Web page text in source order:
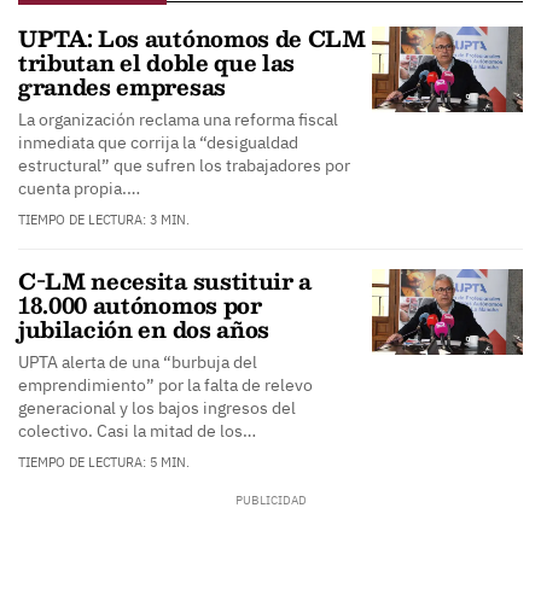
UPTA: Los autónomos de CLM
tributan el doble que las
grandes empresas
La organización reclama una reforma fiscal
inmediata que corrija la “desigualdad
estructural” que sufren los trabajadores por
cuenta propia.…
TIEMPO DE LECTURA: 3 MIN.
C-LM necesita sustituir a
18.000 autónomos por
jubilación en dos años
UPTA alerta de una “burbuja del
emprendimiento” por la falta de relevo
generacional y los bajos ingresos del
colectivo. Casi la mitad de los…
TIEMPO DE LECTURA: 5 MIN.